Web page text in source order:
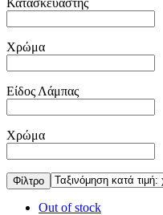
Κατασκευαστής
Χρώμα
Είδος Λάμπας
Χρώμα
Φίλτρο
Out of stock